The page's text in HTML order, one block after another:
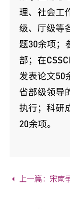
理、社会工
级、厅级等
题30余项；
部；在
发表论文50
省部级领导
执行；科研
20余项。
上一篇：宋南